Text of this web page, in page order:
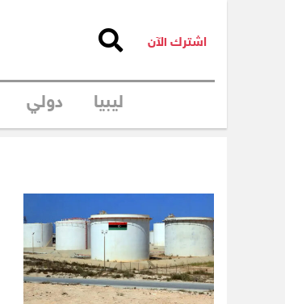
اشترك الآن
ليبيا دولي